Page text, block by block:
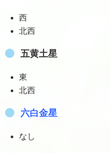
西
北西
五黄土星
東
北西
六白金星
なし